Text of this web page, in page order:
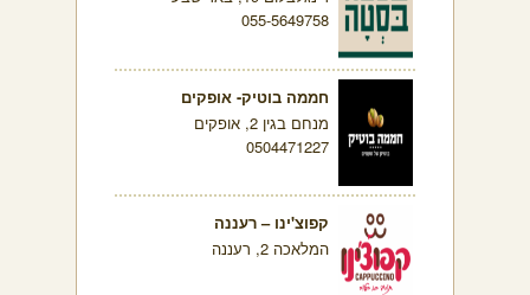
055-5649758
חממה בוטיק- אופקים
מנחם בגין 2, אופקים
0504471227
קפוצ'ינו – רעננה
המלאכה 2, רעננה